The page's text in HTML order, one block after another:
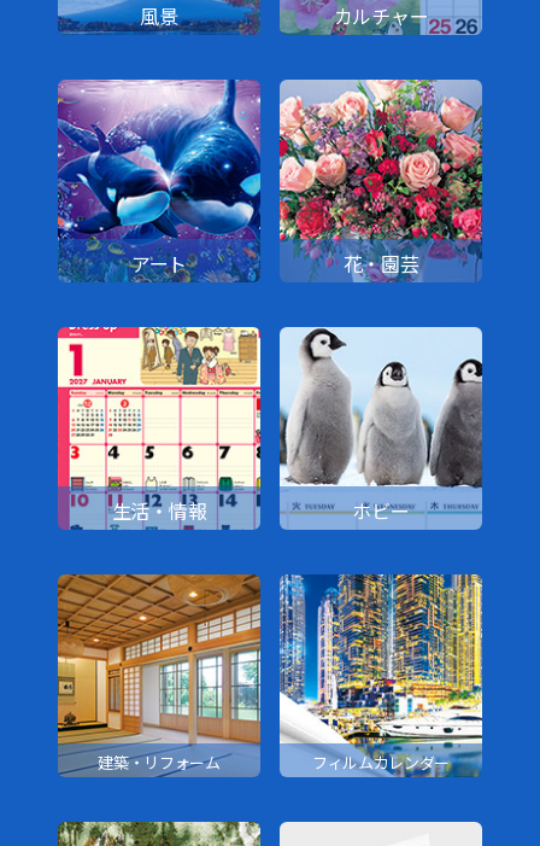
風景 カルチャー
アート 花・園芸
生活・情報 ホビー
建築・リフォーム フィルムカレンダー